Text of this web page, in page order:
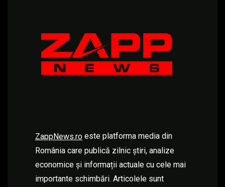
ZappNews.ro este platforma media din
România care publică zilnic știri, analize
economice și informații actuale cu cele mai
importante schimbări. Articolele sunt